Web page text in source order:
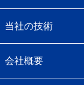
当社の技術
会社概要